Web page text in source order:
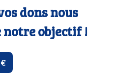
dons nous
notre objectif !